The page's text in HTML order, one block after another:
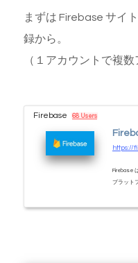
まずは Firebase サイ
録から。
（１アカウントで複
Firebase 68 Users
https://
Firebase
プラット